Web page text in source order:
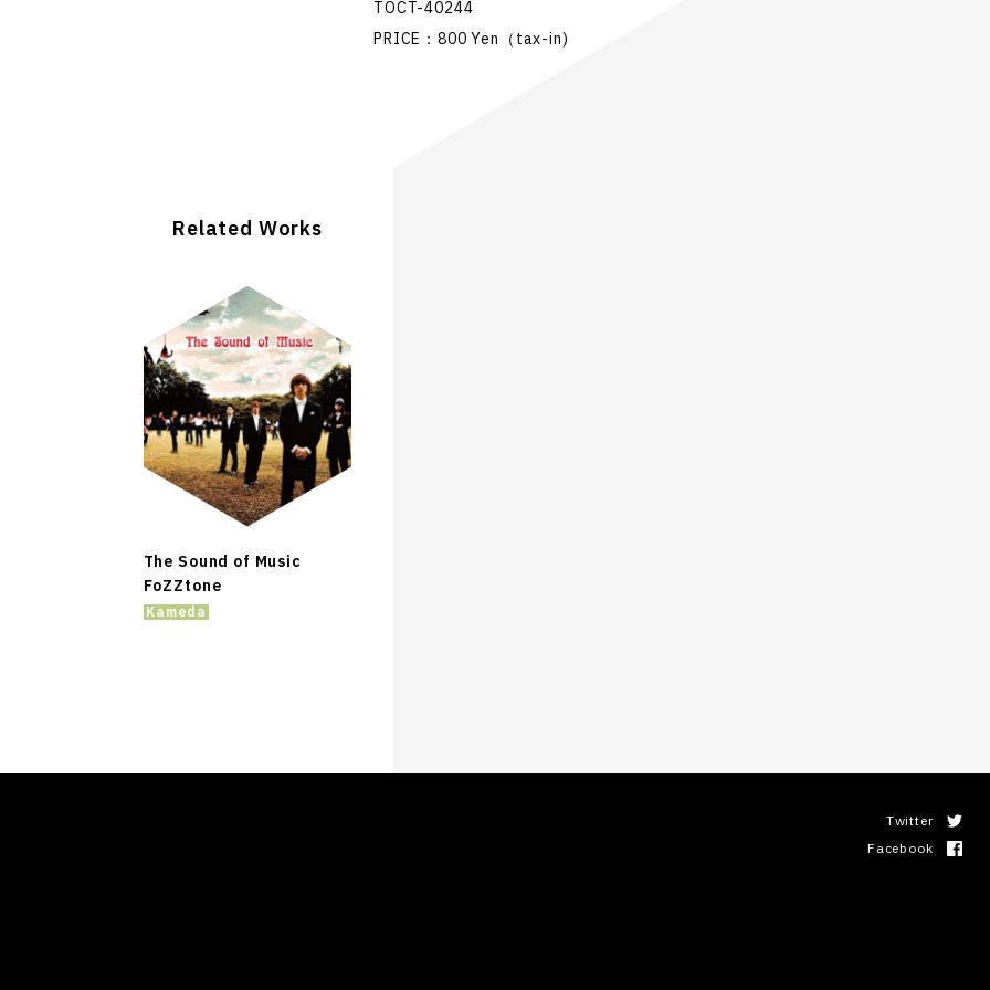
TOCT-40244
PRICE：800 Yen（tax-in)
Related Works
The Sound of Music
FoZZtone
Kameda
Twitter
Facebook